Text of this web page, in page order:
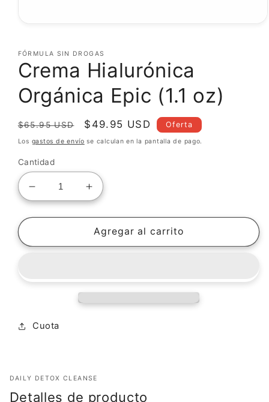
1
en
una
modal
FÓRMULA SIN DROGAS
Crema Hialurónica
Orgánica Epic (1.1 oz)
Precio
habitual
$65.95 USD
Precio
de
$49.95 USD Oferta
Los gastos de envío se calculan en la pantalla de pago.
Cantidad
Reducir
cantidad
para
Hialurónica
(1.1
Aumentar
cantidad
para
Crema
Hialurónica
(1.1
Agregar al carrito
Cuota
DAILY DETOX CLEANSE
Detalles de producto